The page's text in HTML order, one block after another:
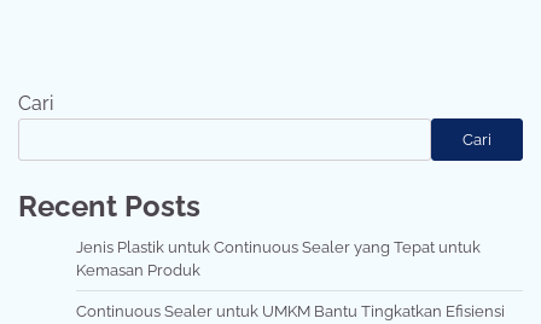
Cari
Cari
Recent Posts
Jenis Plastik untuk Continuous Sealer yang Tepat untuk
Kemasan Produk
Continuous Sealer untuk UMKM Bantu Tingkatkan Efisiensi